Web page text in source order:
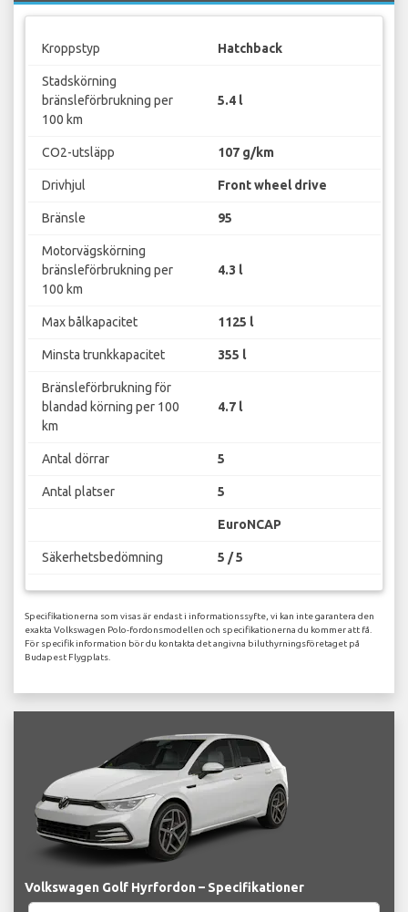
Kroppstyp Hatchback
Stadskörning
bränsleförbrukning per
100 km
5.4 l
CO2-utsläpp 107 g/km
Drivhjul Front wheel drive
Bränsle 95
Motorvägskörning
bränsleförbrukning per
100 km
4.3 l
Max bålkapacitet 1125 l
Minsta trunkkapacitet 355 l
Bränsleförbrukning för
blandad körning per 100
km
4.7 l
Antal dörrar 5
Antal platser 5
EuroNCAP
Säkerhetsbedömning 5 / 5
Specifikationerna som visas är endast i informationssyfte, vi kan inte garantera den
exakta Volkswagen Polo-fordonsmodellen och specifikationerna du kommer att få.
För specifik information bör du kontakta det angivna biluthyrningsföretaget på
Budapest Flygplats.
Volkswagen Golf Hyrfordon – Specifikationer